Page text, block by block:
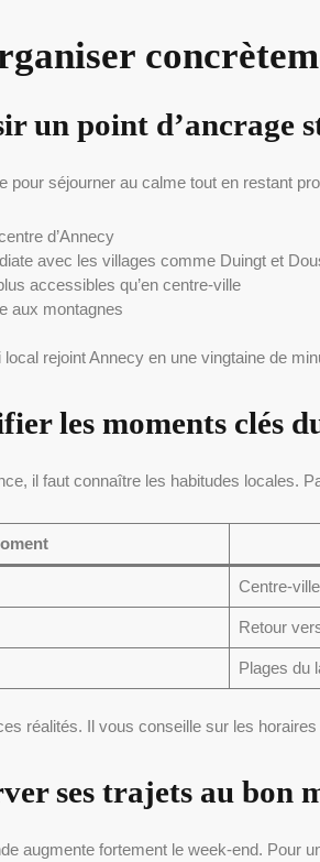
un point d’ancrage
pour séjourner au calme tout en restant
d’Annecy
avec les villages comme Duingt et
accessibles qu’en centre-ville
aux montagnes
rejoint Annecy en une vingtaine de
les moments clés
il faut connaître les habitudes locales.
Centre-
Retour
Plages du
réalités. Il vous conseille sur les
ses trajets au bon
augmente fortement le week-end. Pour